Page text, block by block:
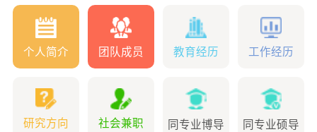
个人简介 团队成员 教育经历 工作经历
研究方向 社会兼职 同专业博导 同专业硕导